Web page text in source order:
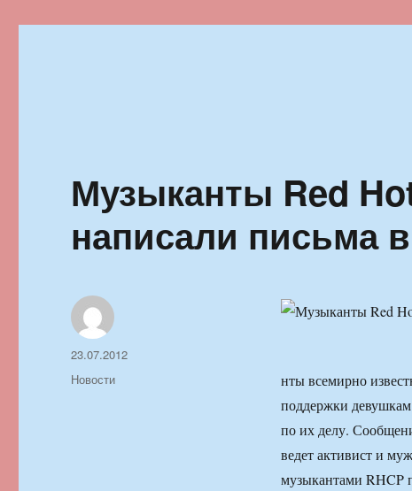
Музыканты Red
написали письма
нты всемирно
поддержки
по их делу.
ведет активист и
музыкантами RHCP
Автор
Опубликовано
23.07.2012
Рубрики
Новости